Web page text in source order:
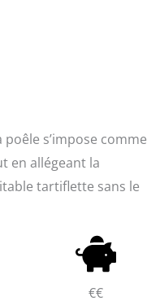
s’impose comme
en allégeant la
tartiflette sans le
€€